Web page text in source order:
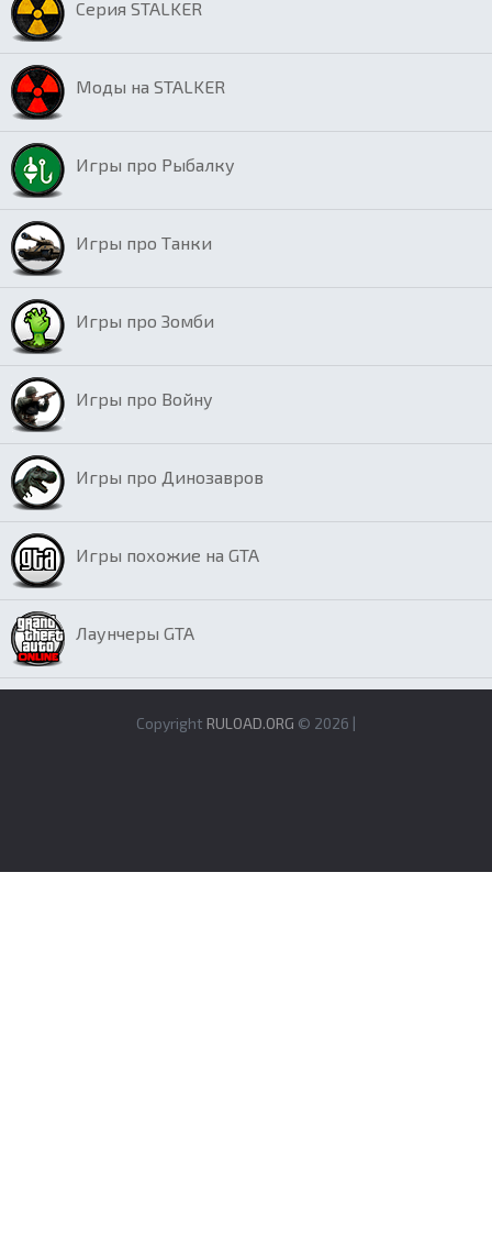
Серия STALKER
Моды на STALKER
Игры про Рыбалку
Игры про Танки
Игры про Зомби
Игры про Войну
Игры про Динозавров
Игры похожие на GTA
Лаунчеры GTA
Copyright RULOAD.ORG © 2026 |